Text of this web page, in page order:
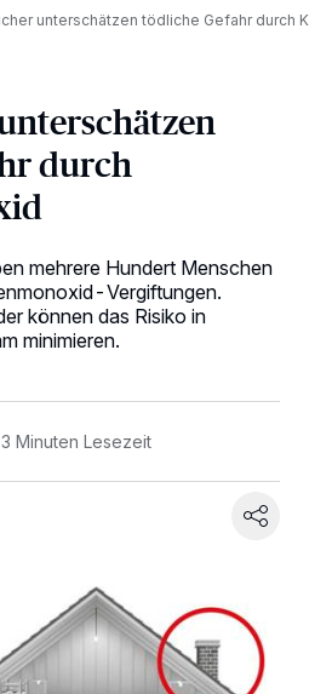
unterschätzen tödliche Gefahr durch
durch
mehrere Hundert Menschen
Vergiftungen.
können das Risiko in
minimieren.
3 Minuten Lesezeit
und greifen auf
Browserdaten oder eindeutige